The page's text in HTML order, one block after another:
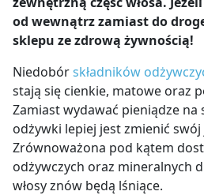
od wewnątrz zamiast do
sklepu ze zdrową żywnością!
Niedobórskładników
stają się cienkie, matowe oraz
Zamiast wydawać pieniądze na
odżywki lepiej jest zmienić swój
Zrównoważona pod kątem
odżywczych oraz mineralnych
włosy znów będą lśniące.